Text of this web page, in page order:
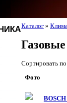
Каталог »
Сортировать
Фото